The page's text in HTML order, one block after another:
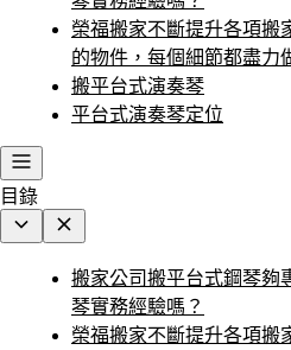
榮福搬家不斷提升各項搬
的物件，每個細節都盡力
搬平台式演奏琴
平台式演奏琴定位
目錄
搬家公司搬平台式鋼琴夠
琴實務經驗嗎？
榮福搬家不斷提升各項搬